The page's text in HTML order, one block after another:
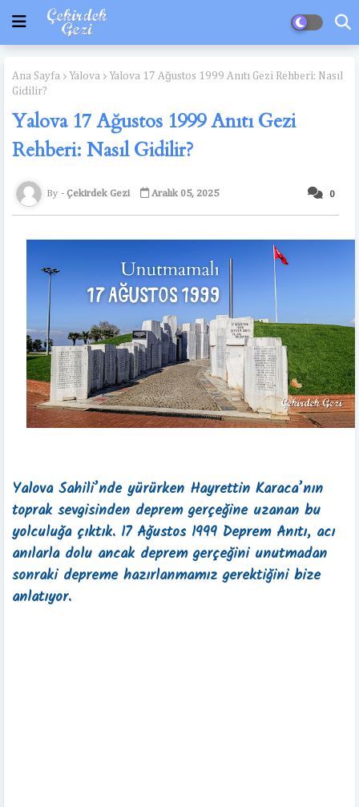
Ana Sayfa Yalova
Yalova 17 Ağustos 1999 Anıtı Gezi Rehberi: Nasıl
Gidilir?
Yalova 17 Ağustos 1999 Anıtı Gezi
Rehberi: Nasıl Gidilir?
0
Çekirdek Gezi Aralık 05, 2025
Yalova Sahili’nde yürürken Hayrettin Karaca’nın
toprak sevgisinden deprem gerçeğine uzanan bu
yolculuğa çıktık. 17 Ağustos 1999 Deprem Anıtı, acı
anılarla dolu ancak deprem gerçeğini unutmadan
sonraki depreme hazırlanmamız gerektiğini bize
anlatıyor.